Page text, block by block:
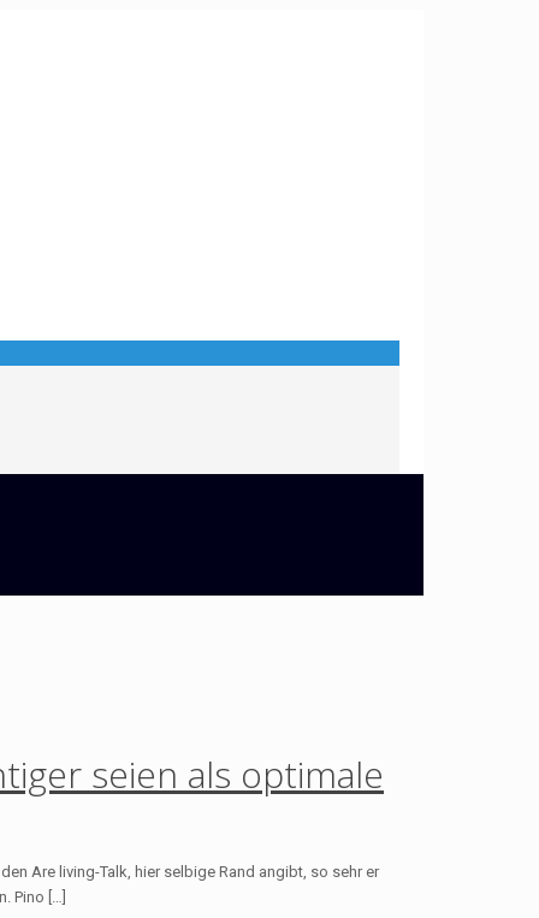
seien als optimale
Are living-Talk, hier selbige Rand angibt, so sehr er
Pino […]